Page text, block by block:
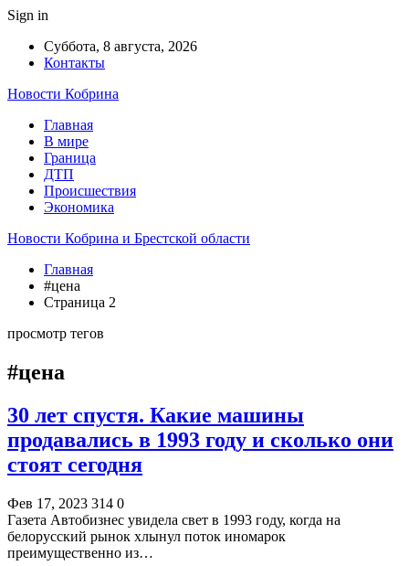
Sign in
Суббота, 8 августа, 2026
Контакты
Новости Кобрина
Главная
В мире
Граница
ДТП
Происшествия
Экономика
Новости Кобрина и Брестской области
Главная
#цена
Страница 2
просмотр тегов
#цена
30 лет спустя. Какие машины
продавались в 1993 году и сколько они
стоят сегодня
Фев 17, 2023 314 0
Газета Автобизнес увидела свет в 1993 году, когда на
белорусский рынок хлынул поток иномарок
преимущественно из…